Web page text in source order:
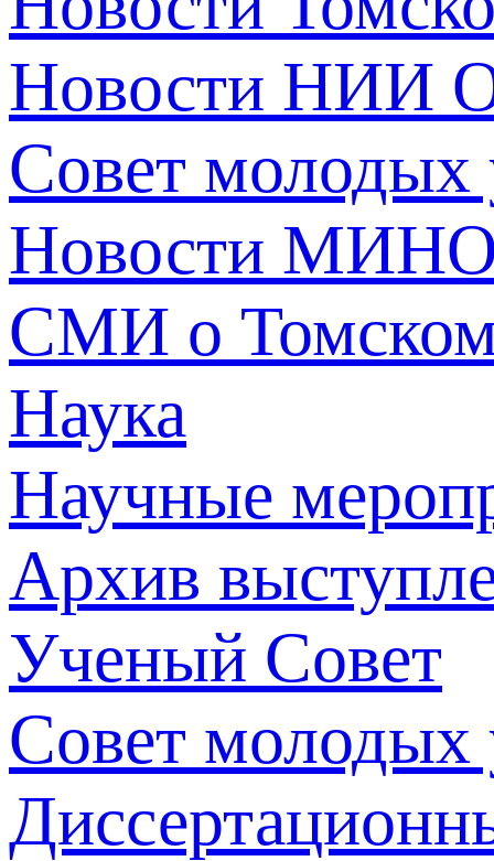
Новости НИИ
Совет молодых
Новости
СМИ о
Наука
Научные
Архив
Ученый Совет
Совет молодых